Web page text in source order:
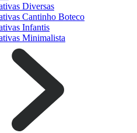
Diversas
Cantinho Boteco
Infantis
Minimalista